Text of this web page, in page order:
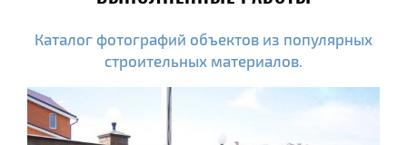
Каталог фотографий объектов из популярных
строительных материалов.